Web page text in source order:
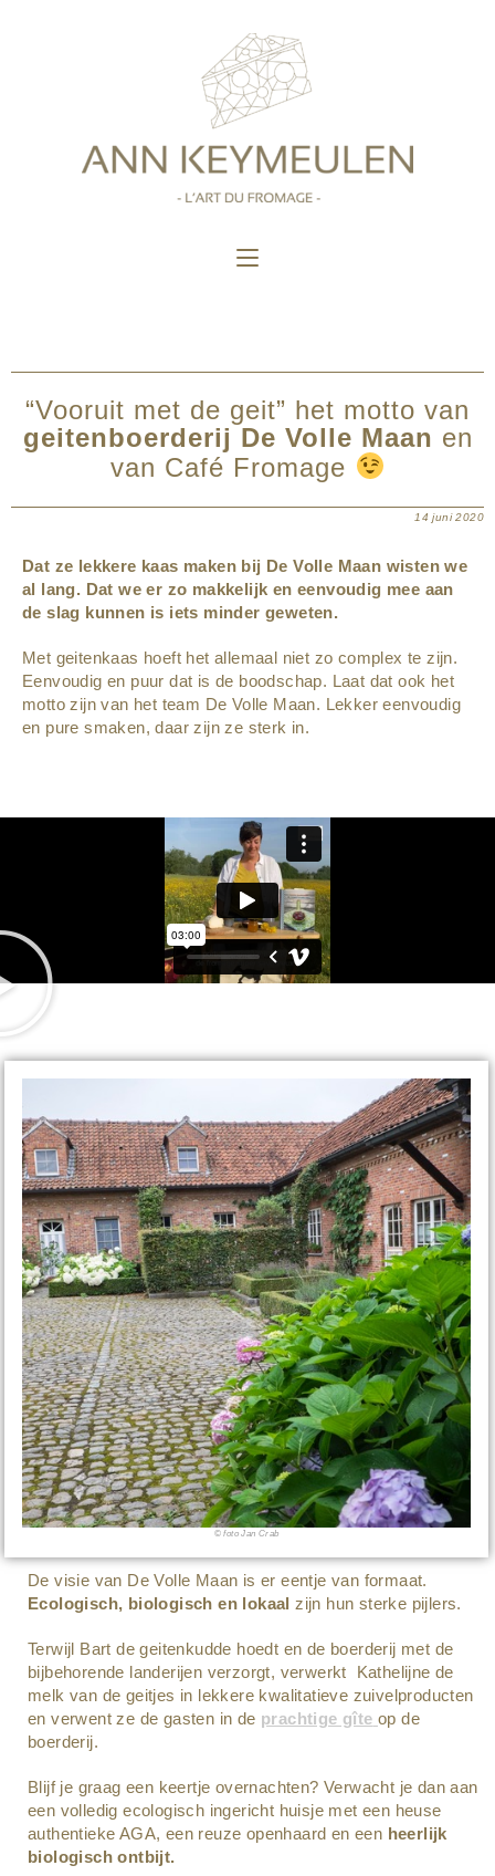
“Vooruit met de geit” het motto van
geitenboerderij De Volle Maan en
van Café Fromage
14 juni 2020
Dat ze lekkere kaas maken bij De Volle Maan wisten we
al lang. Dat we er zo makkelijk en eenvoudig mee aan
de slag kunnen is iets minder geweten.
Met geitenkaas hoeft het allemaal niet zo complex te zijn.
Eenvoudig en puur dat is de boodschap. Laat dat ook het
motto zijn van het team De Volle Maan. Lekker eenvoudig
en pure smaken, daar zijn ze sterk in.
© foto Jan Crab
De visie van De Volle Maan is er eentje van formaat.
Ecologisch, biologisch en lokaal zijn hun sterke pijlers.
Terwijl Bart de geitenkudde hoedt en de boerderij met de
bijbehorende landerijen verzorgt, verwerkt Kathelijne de
melk van de geitjes in lekkere kwalitatieve zuivelproducten
en verwent ze de gasten in de prachtige gîte op de
boerderij.
Blijf je graag een keertje overnachten? Verwacht je dan aan
een volledig ecologisch ingericht huisje met een heuse
authentieke AGA, een reuze openhaard en een heerlijk
biologisch ontbijt.